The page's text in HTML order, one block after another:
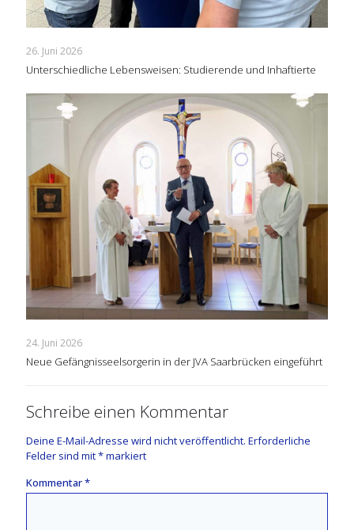
26. Juni 2026
Unterschiedliche Lebensweisen: Studierende und Inhaftierte
24. Juni 2026
Neue Gefängnisseelsorgerin in der JVA Saarbrücken eingeführt
Schreibe einen Kommentar
Deine E-Mail-Adresse wird nicht veröffentlicht. Erforderliche
Felder sind mit*markiert
Kommentar*